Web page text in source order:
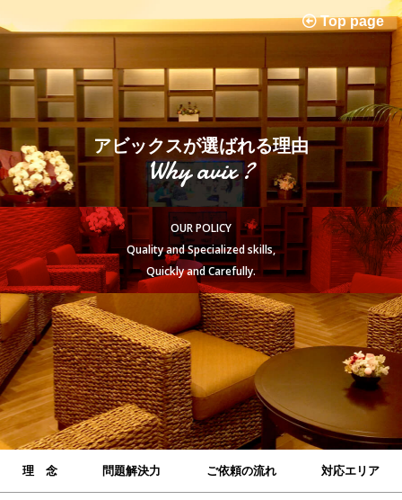
Top page
アビックスが選ばれる理由
Why avix ?
OUR POLICY
Quality and Specialized skills,
Quickly and Carefully.
理 念 問題解決力 ご依頼の流れ 対応エリア